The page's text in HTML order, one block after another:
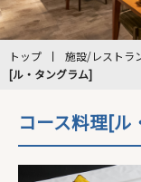
スクール/託児
施設/レストラン
アクセス/周辺情報
子供※1部屋あたり
中人(7歳～12歳)
小人(4歳～6歳) (布団
トップ 施設/レストラ
[ル・タングラム]
コース料理[ル